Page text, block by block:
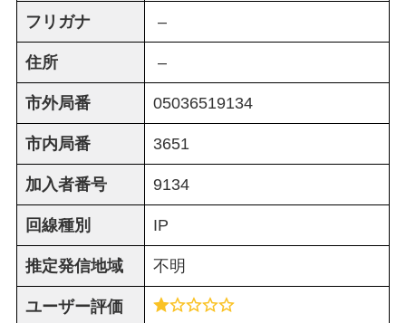
フリガナ –
住所 –
市外局番 05036519134
市内局番 3651
加入者番号 9134
回線種別 IP
推定発信地域 不明
ユーザー評価